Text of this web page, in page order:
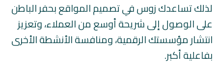
لذلك تساعدك زوس في تصميم المواقع بحفر الباطن
على الوصول إلى شريحة أوسع من العملاء، وتعزيز
انتشار مؤسستك الرقمية، ومنافسة الأنشطة الأخرى
بفاعلية أكبر.